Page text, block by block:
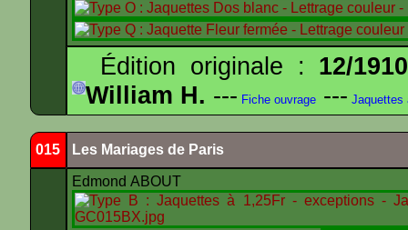
Édition originale : 12/1910
William H. --- Fiche ouvrage --- Jaquettes
015 Les Mariages de Paris
Edmond ABOUT